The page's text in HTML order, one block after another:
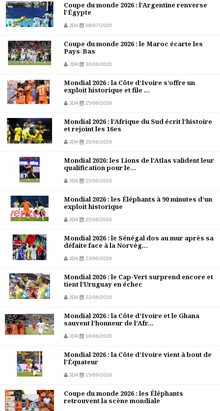
Coupe du monde 2026 : l’Argentine renverse
l’Égypte
JDA 08/07/2026
Coupe du monde 2026 : le Maroc écarte les
Pays-Bas
JDA 30/06/2026
Mondial 2026 : la Côte d’Ivoire s’offre un
exploit historique et file ...
JDA 25/06/2026
Mondial 2026 : l’Afrique du Sud écrit l’histoire
et rejoint les 16es
JDA 25/06/2026
Mondial 2026: les Lions de l’Atlas valident leur
qualification pour le...
JDA 25/06/2026
Mondial 2026 : les Éléphants à 90 minutes d’un
exploit historique
JDA 25/06/2026
Mondial 2026 : le Sénégal dos au mur après sa
défaite face à la Norvèg...
JDA 23/06/2026
Mondial 2026 : le Cap-Vert surprend encore et
tient l’Uruguay en échec
JDA 22/06/2026
Mondial 2026 : la Côte d’Ivoire et le Ghana
sauvent l’honneur de l’Afr...
JDA 18/06/2026
Mondial 2026 : la Côte d’Ivoire vient à bout de
l’Équateur
JDA 15/06/2026
Coupe du monde 2026 : les Éléphants
retrouvent la scène mondiale